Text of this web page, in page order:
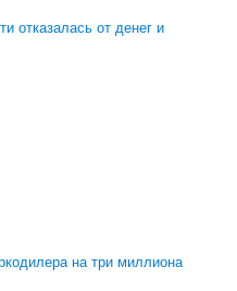
отказалась от денег и
на три миллиона